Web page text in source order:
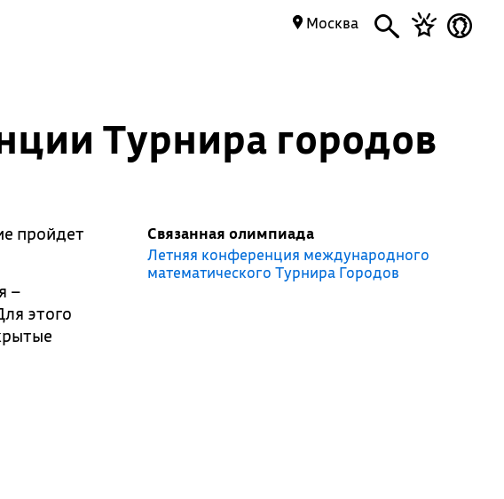
Москва
Турнира городов
пройдет
–
этого
Связанная олимпиада
Летняя конференция международного
математического Турнира Городов